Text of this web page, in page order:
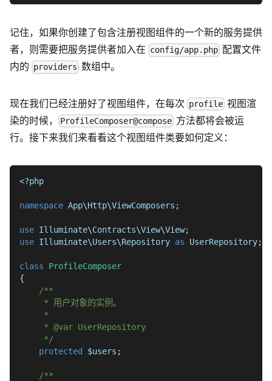
记住，如果你创建了包含注册视图组件的一个新的服务提供
者，则需要把服务提供者加入在 config/app.php 配置文件
内的 providers 数组中。
现在我们已经注册好了视图组件，在每次 profile 视图渲
染的时候，
ProfileComposer@compose 方法都将会被运
行。接下来我们来看看这个视图组件类要如何定义：
<?php
namespace App\Http\ViewComposers ;
use Illuminate\Contracts\View\View;
use Illuminate\Users\Repository as UserRepository;
class
ProfileComposer
{
/**
     * 用户对象的实例。
     *
     * @var UserRepository
     */
protected
$users ;
/**